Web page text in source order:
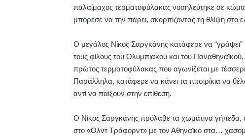
παλαίμαχος τερματοφύλακας νοσηλεύτηκε σε
μπόρεσε να την πάρει, σκορπίζοντας τη θλίψη στο
Ο μεγάλος Νίκος Σαργκάνης κατάφερε να “γράψει”
τους φίλους του Ολυμπιακού και του
πρώτος τερματοφύλακας που αγωνίζεται με
Παράλληλα, κατάφερε να κάνει τα πιτσιρίκια να
αντί να παίξουν στην επίθεση.
Ο Νίκος Σαργκάνης πρόλαβε τα χωμάτινα γήπεδα,
στο «Ολντ Τράφορντ» με τον Αθηναϊκό στα…